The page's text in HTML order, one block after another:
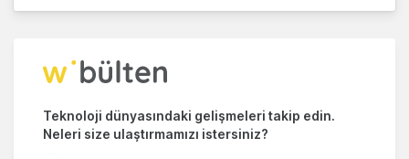
Teknoloji dünyasındaki gelişmeleri takip edin.
Neleri size ulaştırmamızı istersiniz?